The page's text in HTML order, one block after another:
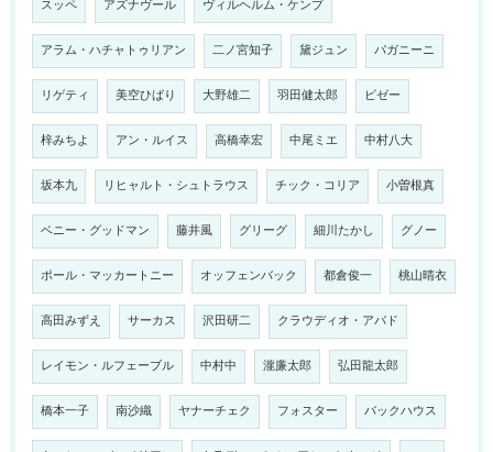
スッペ アズナヴール ヴィルヘルム・ケンプ
アラム・ハチャトゥリアン 二ノ宮知子 黛ジュン パガニーニ
リゲティ 美空ひばり 大野雄二 羽田健太郎 ビゼー
梓みちよ アン・ルイス 高橋幸宏 中尾ミエ 中村八大
坂本九 リヒャルト・シュトラウス チック・コリア 小曽根真
ベニー・グッドマン 藤井風 グリーグ 細川たかし グノー
ポール・マッカートニー オッフェンバック 都倉俊一 桃山晴衣
高田みずえ サーカス 沢田研二 クラウディオ・アバド
レイモン・ルフェーブル 中村中 瀧廉太郎 弘田龍太郎
橋本一子 南沙織 ヤナーチェク フォスター バックハウス